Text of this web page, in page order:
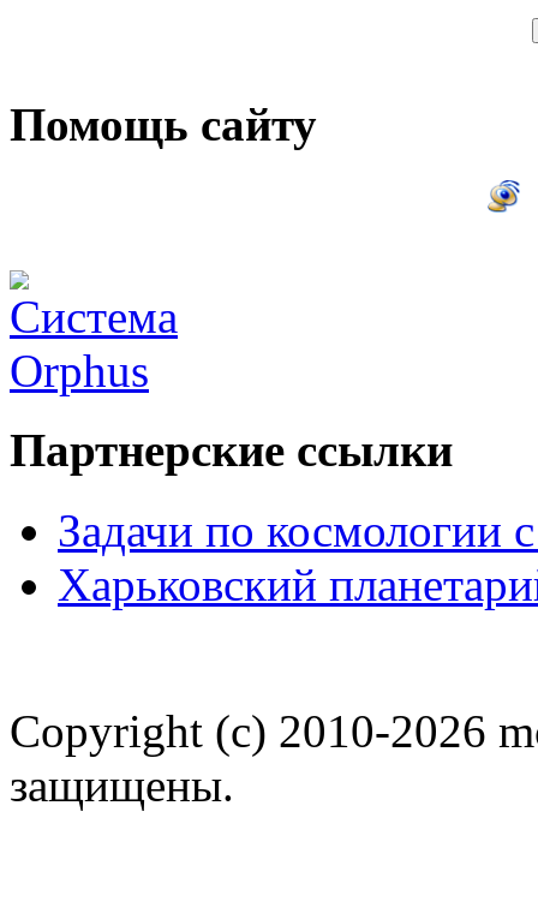
Помощь сайту
Партнерские ссылки
Задачи по космологии
Харьковский
Copyright (c) 2010-2026
защищены.